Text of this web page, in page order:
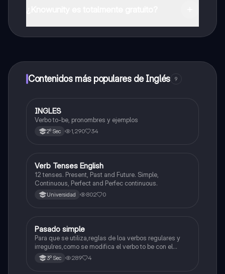
a determinadas funciones.
Contenidos más populares de Inglés 9
Inglés
INGLES
Verbo to-be, pronombres y ejemplos
2º Sec 1,290 34
VInglés
Verb Tenses English
12 tenses. Present, Past and Future. Simple,
Continuous, Perfect and Perfec continuous.
Universidad 802 0
Inglés
Pasado simple
Para que se utiliza,reglas de loa verbos regulares y
irregulres,como se modifica el verbo to be con el
pasado simple.
3º Sec 289 4